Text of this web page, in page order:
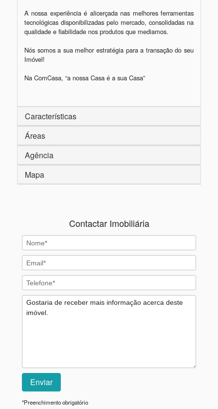
A nossa experiência é alicerçada nas melhores ferramentas
tecnológicas disponibilizadas pelo mercado, consolidadas na
qualidade e fiabilidade nos produtos que mediamos.
Nós somos a sua melhor estratégia para a transação do seu
Imóvel!
Na ComCasa, “a nossa Casa é a sua Casa”
Características
Áreas
Agência
Mapa
Contactar Imobiliária
*Preenchimento obrigatório